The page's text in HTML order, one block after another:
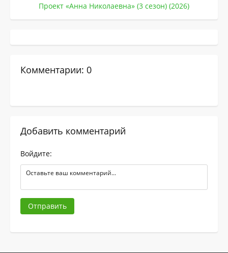
Проект «Анна Николаевна» (3 сезон) (2026)
Комментарии: 0
Добавить комментарий
Войдите:
Отправить